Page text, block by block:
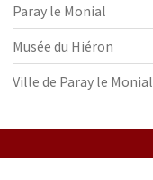
Paray le Monial
Musée du Hiéron
Ville de Paray le Monial